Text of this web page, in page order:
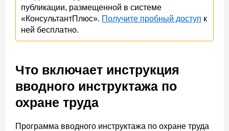
публикации, размещенной в системе
«КонсультантПлюс». Получите пробный доступ к
ней бесплатно.
Что включает инструкция
вводного инструктажа по
охране труда
Программа вводного инструктажа по охране труда